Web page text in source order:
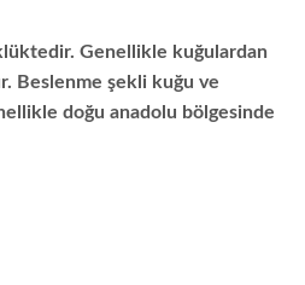
Genellikle kuğulardan
Beslenme şekli kuğu ve
doğu anadolu bölgesinde